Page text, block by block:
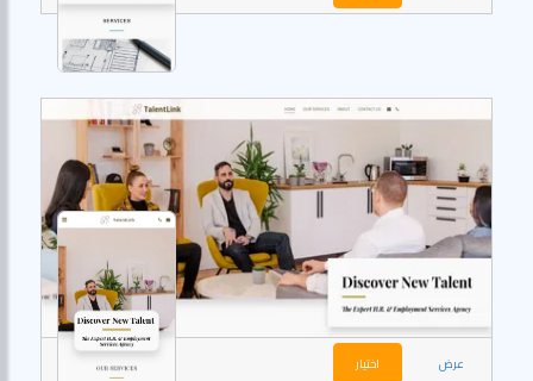
عرض اختيار